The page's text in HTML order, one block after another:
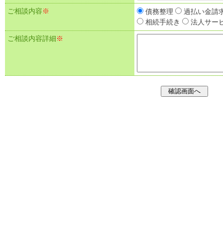
ご相談内容 ※ 債務整理
過払い金請
相続手続き
法人サー
ご相談内容詳細 ※